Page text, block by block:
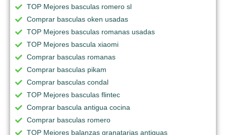
TOP Mejores basculas romero sl
Comprar basculas oken usadas
TOP Mejores basculas romanas usadas
TOP Mejores bascula xiaomi
Comprar basculas romanas
Comprar basculas pikam
Comprar basculas condal
TOP Mejores basculas flintec
Comprar bascula antigua cocina
Comprar basculas romero
TOP Mejores balanzas granatarias antiguas